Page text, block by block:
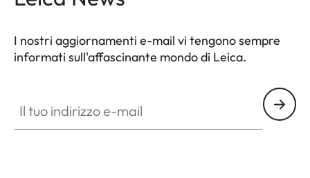
I nostri aggiornamenti e-mail vi tengono sempre
informati sull'affascinante mondo di Leica.